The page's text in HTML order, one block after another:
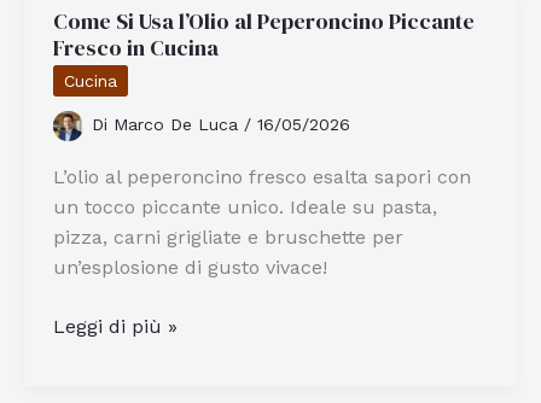
Metodo
Statico
Ventilato
Come Si Usa l’Olio al Peperoncino Piccante
Fresco in Cucina
Cucina
Di Marco De Luca / 16/05/2026
L’olio al peperoncino fresco esalta sapori con
un tocco piccante unico. Ideale su pasta,
pizza, carni grigliate e bruschette per
un’esplosione di gusto vivace!
Come
Leggi di più »